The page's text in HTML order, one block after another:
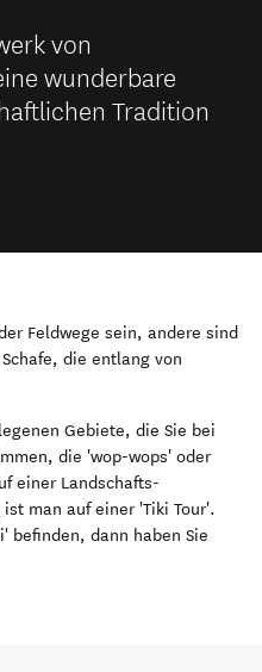
von
wunderbare
Tradition
Feldwege sein, andere sind
die entlang von
Gebiete, die Sie bei
die 'wop-wops' oder
einer Landschafts-
man auf einer 'Tiki Tour'.
befinden, dann haben Sie